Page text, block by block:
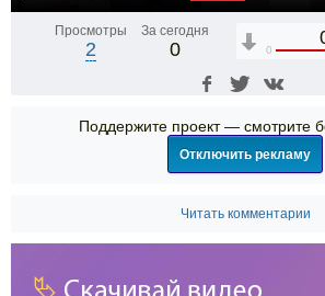
Просмотры
2
За сегодня
0 0
Поддержите проект — смотрите
Отключить рекламу
Читать комментарии